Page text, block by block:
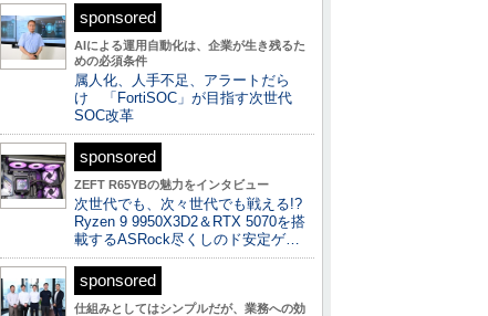
sponsored
AIによる運用自動化は、企業が生き残るた
めの必須条件
属人化、人手不足、アラートだら
け 「FortiSOC」が目指す次世代
SOC改革
sponsored
ZEFT R65YBの魅力をインタビュー
次世代でも、次々世代でも戦える!?
Ryzen 9 9950X3D2＆RTX 5070を搭
載するASRock尽くしのド安定ゲ…
sponsored
仕組みとしてはシンプルだが、業務への効